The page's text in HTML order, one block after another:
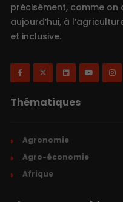
précisément, comme on
aujourd’hui, à
et inclusive.
Thématiques
Agronomie
Agro-économie
Afrique